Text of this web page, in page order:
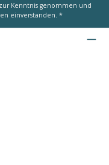
zur Kenntnis genommen und
einverstanden. *